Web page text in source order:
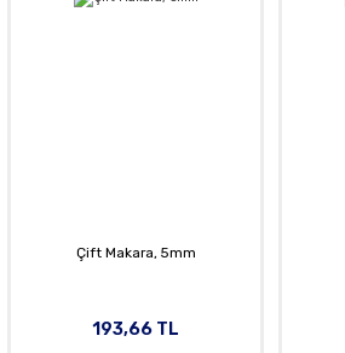
Çift Makara, 5mm
193,66 TL